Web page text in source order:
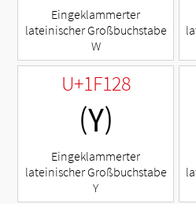
Eingeklammerter
lateinischer Großbuchstabe
W
U+1F128
🄨
Eingeklammerter
lateinischer Großbuchstabe
Y